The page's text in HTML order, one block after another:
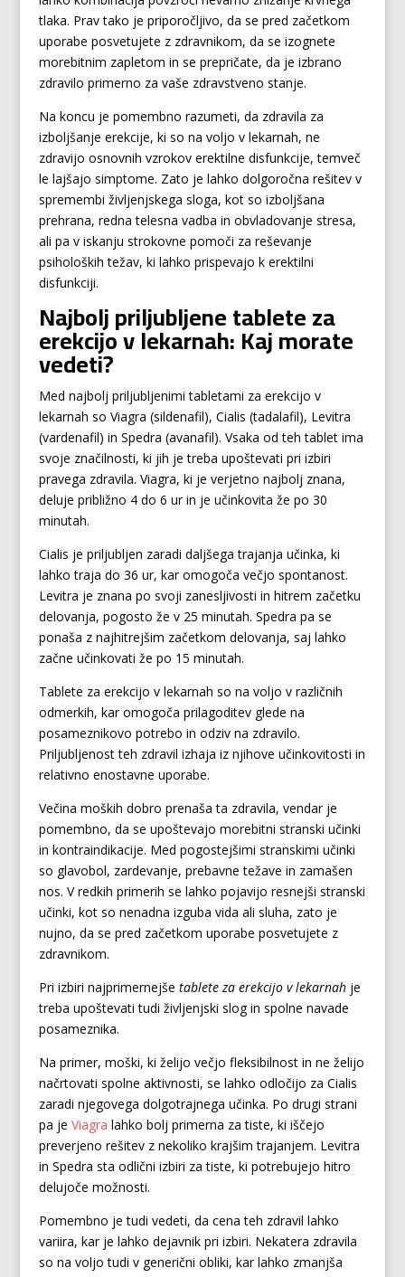
tlaka. Prav tako je priporočljivo, da se pred začetkom
uporabe posvetujete z zdravnikom, da se izognete
morebitnim zapletom in se prepričate, da je izbrano
zdravilo primerno za vaše zdravstveno stanje.
Na koncu je pomembno razumeti, da zdravila za
izboljšanje erekcije, ki so na voljo v lekarnah, ne
zdravijo osnovnih vzrokov erektilne disfunkcije, temveč
le lajšajo simptome. Zato je lahko dolgoročna rešitev v
spremembi življenjskega sloga, kot so izboljšana
prehrana, redna telesna vadba in obvladovanje stresa,
ali pa v iskanju strokovne pomoči za reševanje
psiholoških težav, ki lahko prispevajo k erektilni
disfunkciji.
Najbolj priljubljene tablete za
erekcijo v lekarnah: Kaj morate
vedeti?
Med najbolj priljubljenimi tabletami za erekcijo v
lekarnah so Viagra (sildenafil), Cialis (tadalafil), Levitra
(vardenafil) in Spedra (avanafil). Vsaka od teh tablet ima
svoje značilnosti, ki jih je treba upoštevati pri izbiri
pravega zdravila. Viagra, ki je verjetno najbolj znana,
deluje približno 4 do 6 ur in je učinkovita že po 30
minutah.
Cialis je priljubljen zaradi daljšega trajanja učinka, ki
lahko traja do 36 ur, kar omogoča večjo spontanost.
Levitra je znana po svoji zanesljivosti in hitrem začetku
delovanja, pogosto že v 25 minutah. Spedra pa se
ponaša z najhitrejšim začetkom delovanja, saj lahko
začne učinkovati že po 15 minutah.
Tablete za erekcijo v lekarnah so na voljo v različnih
odmerkih, kar omogoča prilagoditev glede na
posameznikovo potrebo in odziv na zdravilo.
Priljubljenost teh zdravil izhaja iz njihove učinkovitosti in
relativno enostavne uporabe.
Večina moških dobro prenaša ta zdravila, vendar je
pomembno, da se upoštevajo morebitni stranski učinki
in kontraindikacije. Med pogostejšimi stranskimi učinki
so glavobol, zardevanje, prebavne težave in zamašen
nos. V redkih primerih se lahko pojavijo resnejši stranski
učinki, kot so nenadna izguba vida ali sluha, zato je
nujno, da se pred začetkom uporabe posvetujete z
zdravnikom.
Pri izbiri najprimernejše tablete za erekcijo v lekarnahje
treba upoštevati tudi življenjski slog in spolne navade
posameznika.
Na primer, moški, ki želijo večjo fleksibilnost in ne želijo
načrtovati spolne aktivnosti, se lahko odločijo za Cialis
zaradi njegovega dolgotrajnega učinka. Po drugi strani
pa je Viagra lahko bolj primerna za tiste, ki iščejo
preverjeno rešitev z nekoliko krajšim trajanjem. Levitra
in Spedra sta odlični izbiri za tiste, ki potrebujejo hitro
delujoče možnosti.
Pomembno je tudi vedeti, da cena teh zdravil lahko
variira, kar je lahko dejavnik pri izbiri. Nekatera zdravila
so na voljo tudi v generični obliki, kar lahko zmanjša